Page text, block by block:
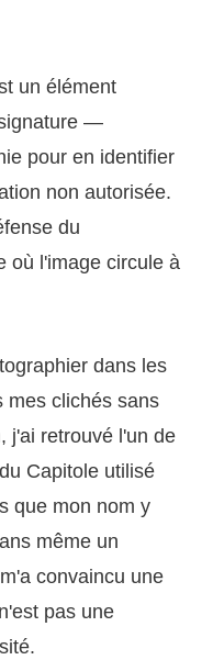
un élément
—
pour en identifier
non autorisée.
du
où l'image circule à
dans les
mes clichés sans
j'ai retrouvé l'un de
Capitole utilisé
que mon nom y
même un
convaincu une
pas une